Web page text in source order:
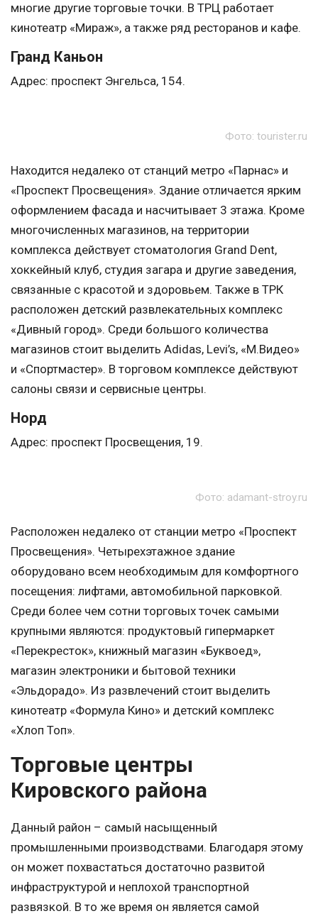
многие другие торговые точки. В ТРЦ работает
кинотеатр «Мираж», а также ряд ресторанов и кафе.
Гранд Каньон
Адрес: проспект Энгельса, 154.
Фото: tourister.ru
Находится недалеко от станций метро «Парнас» и
«Проспект Просвещения». Здание отличается ярким
оформлением фасада и насчитывает 3 этажа. Кроме
многочисленных магазинов, на территории
комплекса действует стоматология Grand Dent,
хоккейный клуб, студия загара и другие заведения,
связанные с красотой и здоровьем. Также в ТРК
расположен детский развлекательных комплекс
«Дивный город». Среди большого количества
магазинов стоит выделить Adidas, Levi’s, «М.Видео»
и «Спортмастер». В торговом комплексе действуют
салоны связи и сервисные центры.
Норд
Адрес: проспект Просвещения, 19.
Фото: adamant-stroy.ru
Расположен недалеко от станции метро «Проспект
Просвещения». Четырехэтажное здание
оборудовано всем необходимым для комфортного
посещения: лифтами, автомобильной парковкой.
Среди более чем сотни торговых точек самыми
крупными являются: продуктовый гипермаркет
«Перекресток», книжный магазин «Буквоед»,
магазин электроники и бытовой техники
«Эльдорадо». Из развлечений стоит выделить
кинотеатр «Формула Кино» и детский комплекс
«Хлоп Топ».
Торговые центры
Кировского района
Данный район – самый насыщенный
промышленными производствами. Благодаря этому
он может похвастаться достаточно развитой
инфраструктурой и неплохой транспортной
развязкой. В то же время он является самой